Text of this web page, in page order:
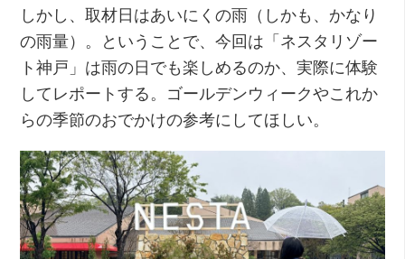
しかし、取材日はあいにくの雨（しかも、かなり
の雨量）。ということで、今回は「ネスタリゾー
ト神戸」は雨の日でも楽しめるのか、実際に体験
してレポートする。ゴールデンウィークやこれか
らの季節のおでかけの参考にしてほしい。